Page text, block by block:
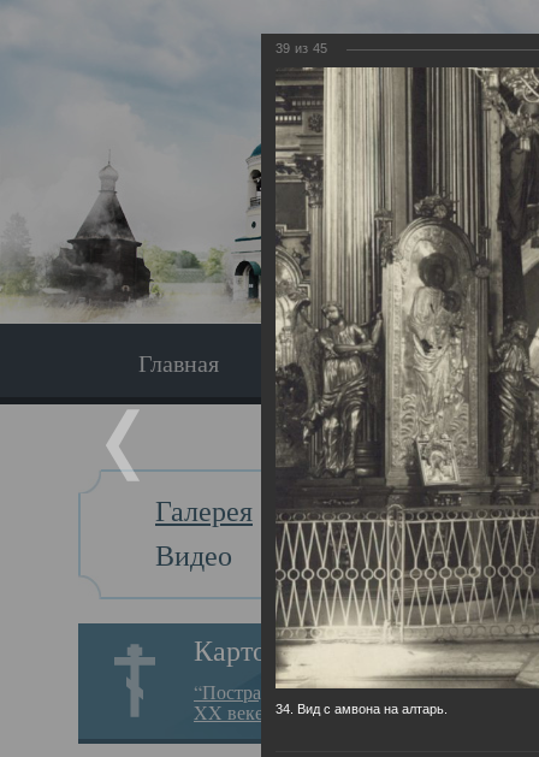
Главная Экскурсия
Галерея
Видео
Картотека
“Пострадавшие за веру в
XX веке на Севере”
Главная
39 из 45
34. Вид с амвона на алтарь.